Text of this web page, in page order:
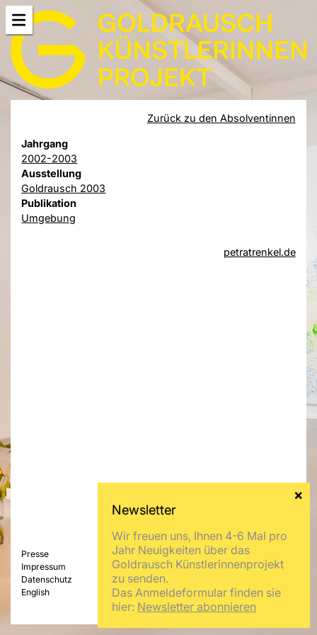
Zurück zu den Absolventinnen
Jahrgang
2002-2003
Ausstellung
Goldrausch 2003
Publikation
Umgebung
petratrenkel.de
Presse
Impressum
Datenschutz
English
Wir freuen uns, Ihnen 4-6 Mal pro
Jahr Neuigkeiten über das
Goldrausch Künstlerinnenprojekt
zu senden.
Das Anmeldeformular finden sie
hier: Newsletter abonnieren